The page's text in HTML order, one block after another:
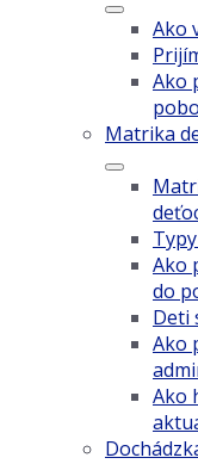
Ako
Ako
Matrika
Ako
do
Deti
Ako
Ako